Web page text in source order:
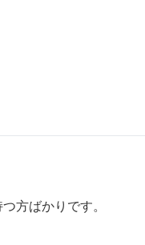
方ばかりです。